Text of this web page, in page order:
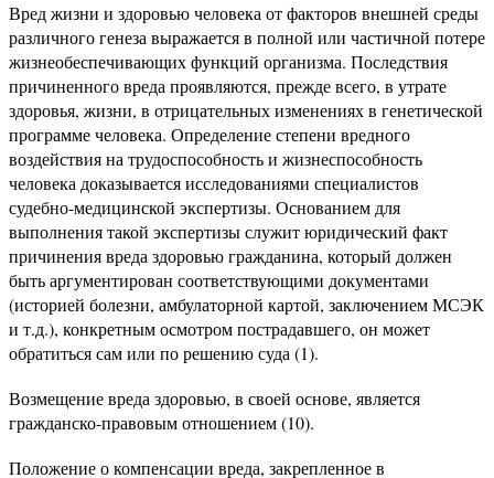
Вред жизни и здоровью человека от факторов внешней среды
различного генеза выражается в полной или частичной потере
жизнеобеспечивающих функций организма. Последствия
причиненного вреда проявляются, прежде всего, в утрате
здоровья, жизни, в отрицательных изменениях в генетической
программе человека. Определение степени вредного
воздействия на трудоспособность и жизнеспособность
человека доказывается исследованиями специалистов
судебно-медицинской экспертизы. Основанием для
выполнения такой экспертизы служит юридический факт
причинения вреда здоровью гражданина, который должен
быть аргументирован соответствующими документами
(историей болезни, амбулаторной картой, заключением МСЭК
и т.д.), конкретным осмотром пострадавшего, он может
обратиться сам или по решению суда (1).
Возмещение вреда здоровью, в своей основе, является
гражданско-правовым отношением (10).
Положение о компенсации вреда, закрепленное в